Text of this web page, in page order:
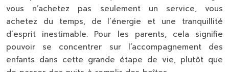
vous n’achetez pas seulement un service, vous
achetez du temps, de l’énergie et une tranquillité
d’esprit inestimable. Pour les parents, cela signifie
pouvoir se concentrer sur l’accompagnement des
enfants dans cette grande étape de vie, plutôt que